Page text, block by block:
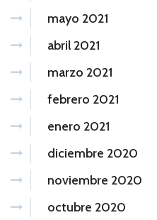
mayo 2021
abril 2021
marzo 2021
febrero 2021
enero 2021
diciembre 2020
noviembre 2020
octubre 2020